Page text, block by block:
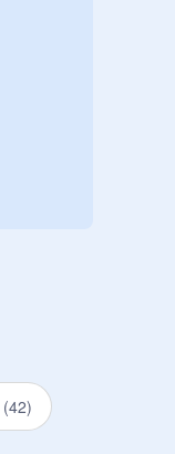
(42)